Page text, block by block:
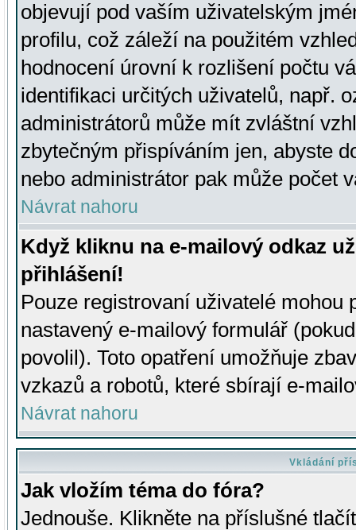
objevují pod vaším uživatelským
profilu, což záleží na použitém
hodnocení úrovní k rozlišení počtu
identifikaci určitých uživatelů, např.
administrátorů může mít zvláštní
zbytečným přispíváním jen, abyste
nebo administrátor pak může počet
Návrat nahoru
Když kliknu na e-mailový odkaz
přihlášení!
Pouze registrovaní uživatelé mohou
nastavený e-mailový formulář
povolil). Toto opatření umožňuje
vzkazů a robotů, které sbírají e-
Návrat nahoru
Vkládání
Jak vložím téma do fóra?
Jednouše. Klikněte na příslušné